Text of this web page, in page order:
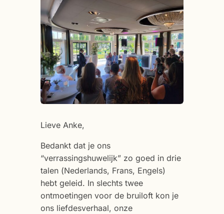
Lieve Anke,
Bedankt dat je ons
“verrassingshuwelijk” zo goed in drie
talen (Nederlands, Frans, Engels)
hebt geleid. In slechts twee
ontmoetingen voor de bruiloft kon je
ons liefdesverhaal, onze